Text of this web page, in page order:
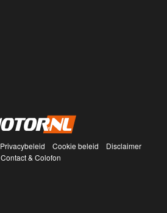
Privacybeleid Cookie beleid
Disclaimer
Contact & Colofon